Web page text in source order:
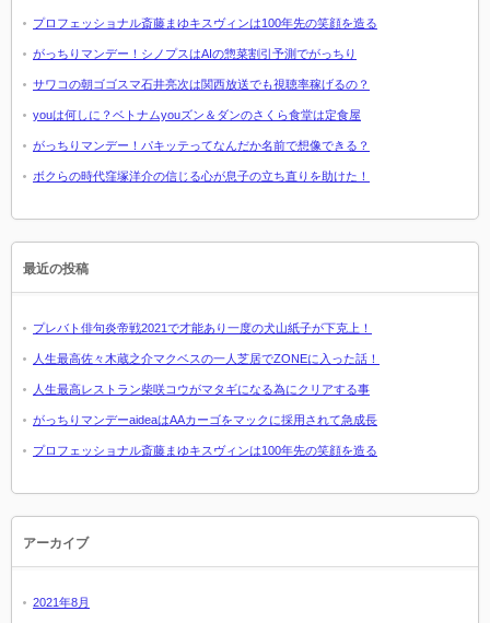
プロフェッショナル斎藤まゆキスヴィンは100年先の笑顔を造る
がっちりマンデー！シノプスはAIの惣菜割引予測でがっちり
サワコの朝ゴゴスマ石井亮次は関西放送でも視聴率稼げるの？
youは何しに？ベトナムyouズン＆ダンのさくら食堂は定食屋
がっちりマンデー！パキッテってなんだか名前で想像できる？
ボクらの時代窪塚洋介の信じる心が息子の立ち直りを助けた！
最近の投稿
プレバト俳句炎帝戦2021で才能あり一度の犬山紙子が下克上！
人生最高佐々木蔵之介マクベスの一人芝居でZONEに入った話！
人生最高レストラン柴咲コウがマタギになる為にクリアする事
がっちりマンデーaideaはAAカーゴをマックに採用されて急成長
プロフェッショナル斎藤まゆキスヴィンは100年先の笑顔を造る
アーカイブ
2021年8月